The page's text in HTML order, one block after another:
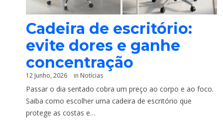
Cadeira de escritório:
evite dores e ganhe
concentração
12 Junho, 2026 in Notícias
Passar o dia sentado cobra um preço ao corpo e ao foco.
Saiba como escolher uma cadeira de escritório que
protege as costas e…